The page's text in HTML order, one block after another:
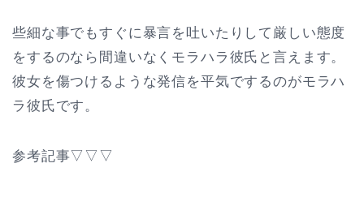
些細な事でもすぐに暴言を吐いたりして厳しい態度
をするのなら間違いなくモラハラ彼氏と言えます。
彼女を傷つけるような発信を平気でするのがモラハ
ラ彼氏です。
参考記事▽▽▽